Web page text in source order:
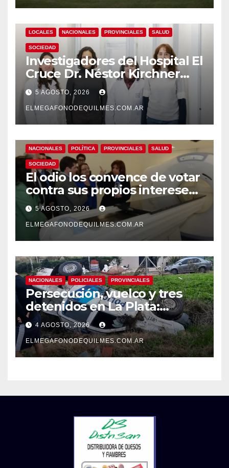
LOCALES NACIONALES PROVINCIALES SALUD
SOCIEDAD
Investigadores del Hospital El
Cruce Dr. Néstor Kirchner
desarrollan un estudio
pionero sobre el
envejecimiento cerebral y las
demencias
5 AGOSTO, 2026
ELMEGAFONODEQUILMES.COM.AR
NACIONALES POLÍTICA PROVINCIALES SALUD
SOCIEDAD
El odio los convence de votar
contra sus propios intereses.
Una Sociedad atrapada en la
grieta
5 AGOSTO, 2026
ELMEGAFONODEQUILMES.COM.AR
NACIONALES POLICIALES PROVINCIALES
Persecución, vuelco y tres
detenidos en La Plata:
recuperaron motos robadas
tras un operativo policial
4 AGOSTO, 2026
ELMEGAFONODEQUILMES.COM.AR